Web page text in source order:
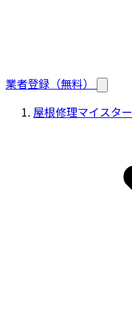
業者登録（無料）
屋根修理マイスター